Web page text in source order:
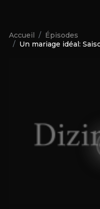
Accueil
Épisodes
Un mariage idéal: